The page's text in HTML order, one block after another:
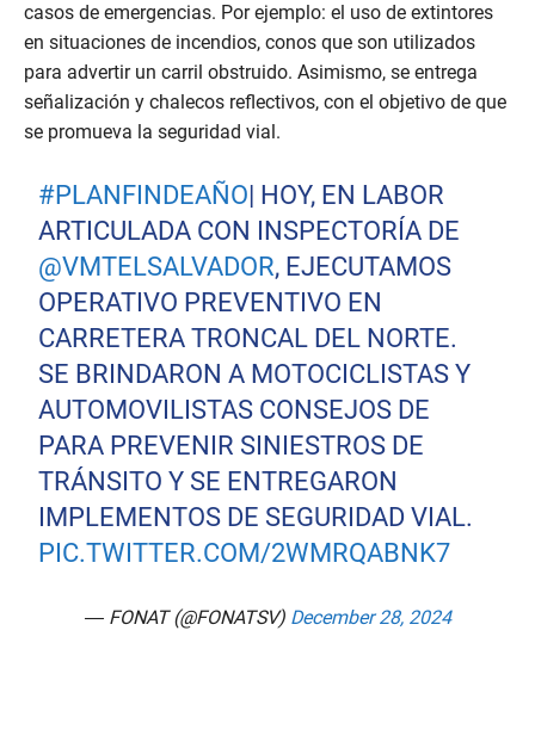
casos de emergencias. Por ejemplo: el uso de extintores
en situaciones de incendios, conos que son utilizados
para advertir un carril obstruido. Asimismo, se entrega
señalización y chalecos reflectivos, con el objetivo de que
se promueva la seguridad vial.
#PLANFINDEAÑO| HOY, EN LABOR
ARTICULADA CON INSPECTORÍA DE
@VMTELSALVADOR, EJECUTAMOS
OPERATIVO PREVENTIVO EN
CARRETERA TRONCAL DEL NORTE.
SE BRINDARON A MOTOCICLISTAS Y
AUTOMOVILISTAS CONSEJOS DE
PARA PREVENIR SINIESTROS DE
TRÁNSITO Y SE ENTREGARON
IMPLEMENTOS DE SEGURIDAD VIAL.
PIC.TWITTER.COM/2WMRQABNK7
— FONAT (@FONATSV) December 28, 2024